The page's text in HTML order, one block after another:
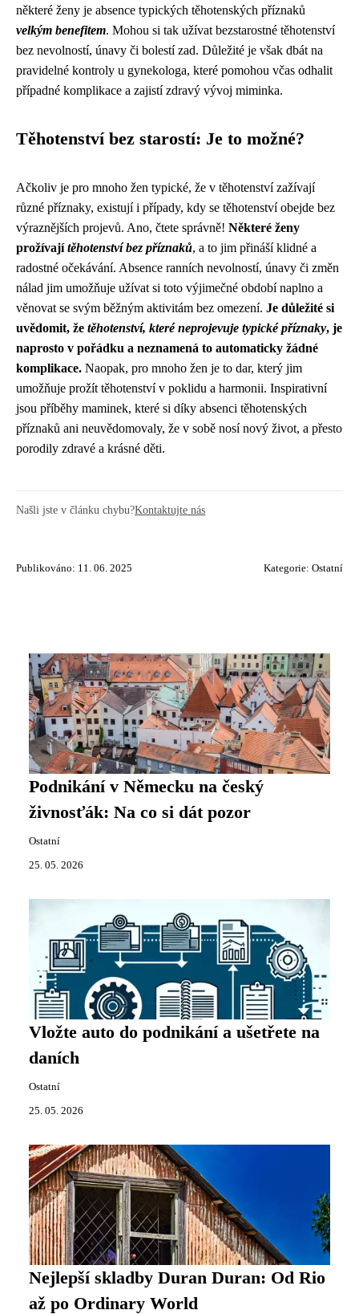
některé ženy je absence typických těhotenských příznaků
velkým benefitem. Mohou si tak užívat bezstarostné těhotenství
bez nevolností, únavy či bolestí zad. Důležité je však dbát na
pravidelné kontroly u gynekologa, které pomohou včas odhalit
případné komplikace a zajistí zdravý vývoj miminka.
Těhotenství bez starostí: Je to možné?
Ačkoliv je pro mnoho žen typické, že v těhotenství zažívají
různé příznaky, existují i případy, kdy se těhotenství obejde bez
výraznějších projevů. Ano, čtete správně! Některé ženy
prožívajítěhotenství bez příznaků, a to jim přináší klidné a
radostné očekávání. Absence ranních nevolností, únavy či změn
nálad jim umožňuje užívat si toto výjimečné období naplno a
věnovat se svým běžným aktivitám bez omezení. Je důležité si
uvědomit, že těhotenství, které neprojevuje typické příznaky, je
naprosto v pořádku a neznamená to automaticky žádné
komplikace. Naopak, pro mnoho žen je to dar, který jim
umožňuje prožít těhotenství v poklidu a harmonii. Inspirativní
jsou příběhy maminek, které si díky absenci těhotenských
příznaků ani neuvědomovaly, že v sobě nosí nový život, a přesto
porodily zdravé a krásné děti.
Našli jste v článku chybu?Kontaktujte nás
Publikováno: 11. 06. 2025 Kategorie: Ostatní
Podnikání v Německu na český
živnosťák: Na co si dát pozor
Ostatní
25. 05. 2026
Vložte auto do podnikání a ušetřete na
daních
Ostatní
25. 05. 2026
Nejlepší skladby Duran Duran: Od Rio
až po Ordinary World